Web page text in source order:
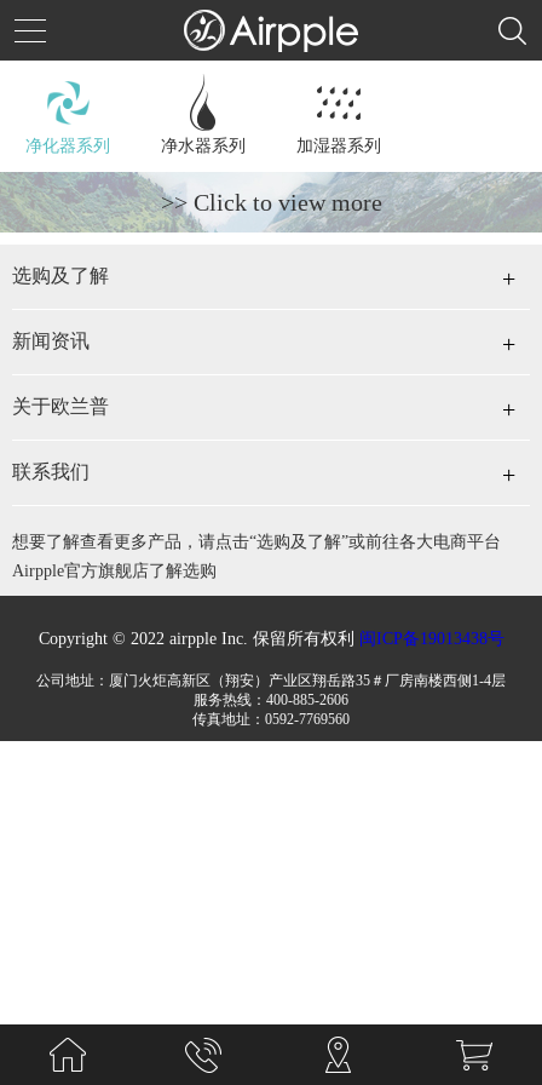
净化器系列 净水器系列 加湿器系列
>> Click to view more
选购及了解
新闻资讯
关于欧兰普
联系我们
想要了解查看更多产品，请点击“选购及了解”或前往各大电商平台
Airpple官方旗舰店了解选购
Copyright © 2022 airpple Inc. 保留所有权利 闽ICP备19013438号
公司地址：厦门火炬高新区（翔安）产业区翔岳路35＃厂房南楼西侧1-4层
服务热线：400-885-2606
传真地址：0592-7769560